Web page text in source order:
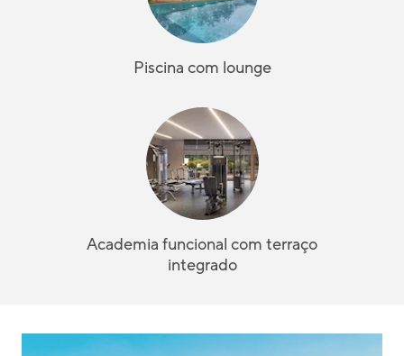
Piscina com lounge
Academia funcional com terraço
integrado